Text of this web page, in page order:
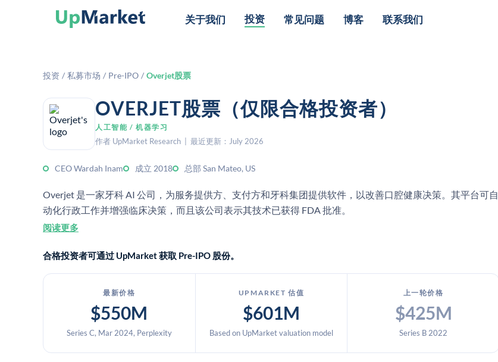
关于我们 投资 常见问题 博客 联系我们
投资 / 私募市场 / Pre-IPO / Overjet股票
OVERJET股票（仅限合格投资者）
人工智能 / 机器学习
作者 UpMarket Research | 最近更新：July 2026
CEO Wardah Inam 成立 2018 总部 San Mateo, US
Overjet 是一家牙科 AI 公司，为服务提供方、支付方和牙科集团提供软件，以改善口腔健康决策。其平台可自
动化行政工作并增强临床决策，而且该公司表示其技术已获得 FDA 批准。
阅读更多
合格投资者可通过 UpMarket 获取 Pre-IPO 股份。
最新价格
$550M
Series C, Mar 2024, Perplexity
UPMARKET 估值
$601M
Based on UpMarket valuation model
上一轮价格
$425M
Series B 2022